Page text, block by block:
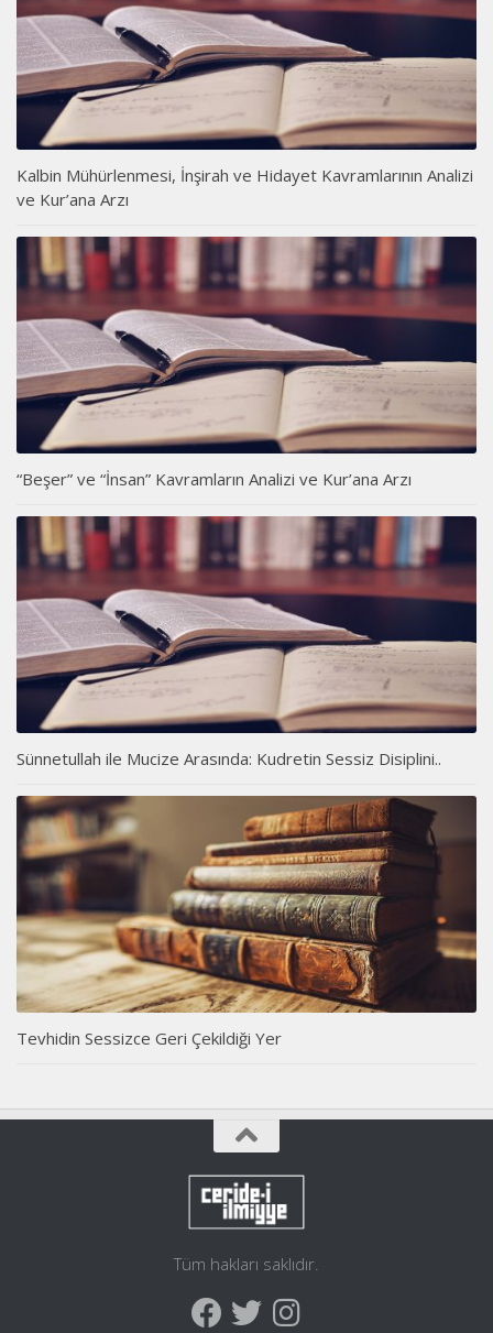
Kalbin Mühürlenmesi, İnşirah ve Hidayet Kavramlarının Analizi
ve Kur’ana Arzı
“Beşer” ve “İnsan” Kavramların Analizi ve Kur’ana Arzı
Sünnetullah ile Mucize Arasında: Kudretin Sessiz Disiplini..
Tevhidin Sessizce Geri Çekildiği Yer
Tüm hakları saklıdır.